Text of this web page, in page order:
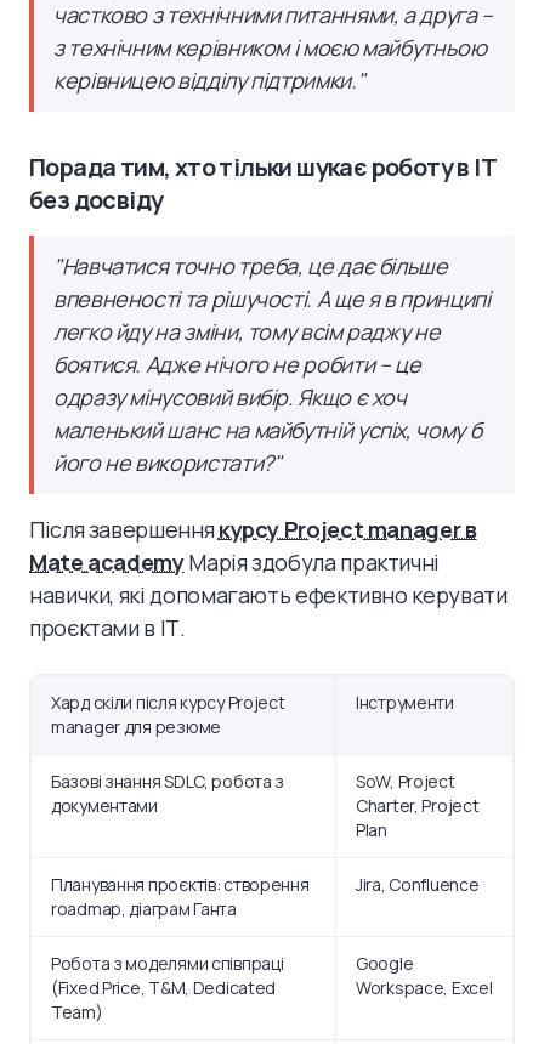
частково з технічними питаннями, а друга –
з технічним керівником і моєю майбутньою
керівницею відділу підтримки."
Порада тим, хто тільки шукає роботу в IT
без досвіду
"Навчатися точно треба, це дає більше
впевненості та рішучості. А ще я в принципі
легко йду на зміни, тому всім раджу не
боятися. Адже нічого не робити – це
одразу мінусовий вибір. Якщо є хоч
маленький шанс на майбутній успіх, чому б
його не використати?"
Після завершеннякурсу Project manager в
Mate academyМарія здобула практичні
навички, які допомагають ефективно керувати
проєктами в ІТ.
Хард скіли після курсу Project
manager для резюме
Інструменти
Базові знання SDLC, робота з
документами
SoW, Project
Charter, Project
Plan
Планування проєктів: створення
roadmap, діаграм Ганта
Jira, Confluence
Робота з моделями співпраці
(Fixed Price, T&M, Dedicated
Team)
Google
Workspace, Excel